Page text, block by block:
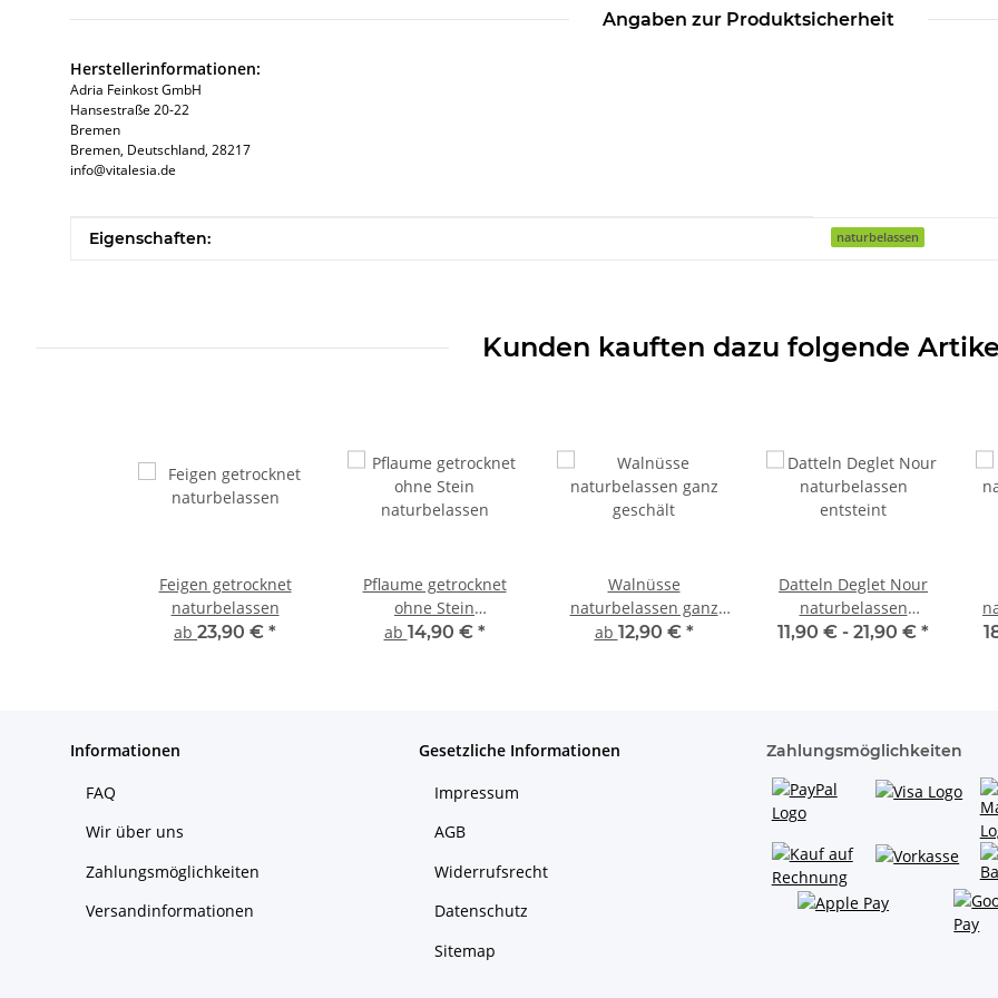
Angaben zur Produktsicherheit
Herstellerinformationen:
Adria Feinkost GmbH
Hansestraße 20-22
Bremen
Bremen, Deutschland, 28217
info@vitalesia.de
Produkteigenschaft
Wert
Eigenschaften: naturbelassen
Kunden kauften dazu folgende
Feigen getrocknet
naturbelassen
ab 23,90 € *
Pflaume getrocknet
ohne Stein
naturbelassen
ab 14,90 € *
Walnüsse
naturbelassen ganz
geschält
ab 12,90 € *
Datteln Deglet Nour
naturbelassen
entsteint
11,90 € - 21,90 € *
Informationen
FAQ
Wir über uns
Zahlungsmöglichkeiten
Versandinformationen
Gesetzliche Informationen
Impressum
AGB
Widerrufsrecht
Datenschutz
Sitemap
Zahlungsmöglichkeiten